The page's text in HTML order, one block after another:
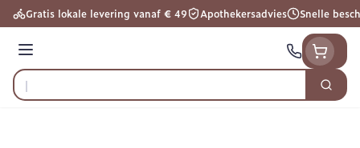
Ga naar de inhoud
Gratis lokale levering vanaf € 49 Apothekersadvies Snelle
Menu
Product, merk, categorie...
Zoek